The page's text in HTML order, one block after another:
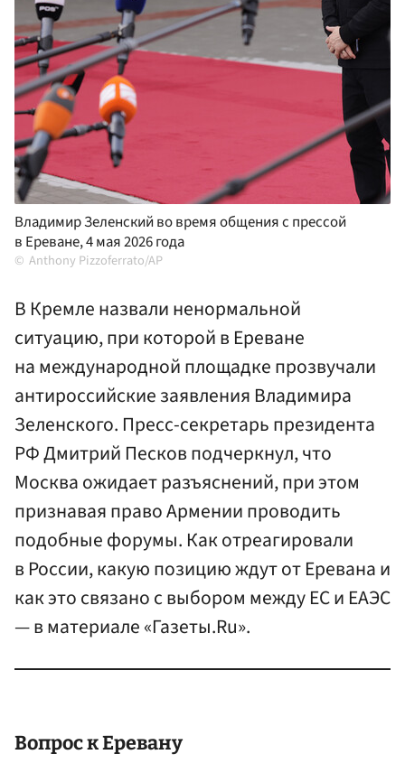
Владимир Зеленский во время общения с прессой
в Ереване, 4 мая 2026 года
Anthony Pizzoferrato/AP
В Кремле назвали ненормальной
ситуацию, при которой в Ереване
на международной площадке прозвучали
антироссийские заявления Владимира
Зеленского. Пресс-секретарь президента
РФ Дмитрий Песков подчеркнул, что
Москва ожидает разъяснений, при этом
признавая право Армении проводить
подобные форумы. Как отреагировали
в России, какую позицию ждут от Еревана и
как это связано с выбором между ЕС и ЕАЭС
— в материале «Газеты.Ru».
Вопрос к Еревану